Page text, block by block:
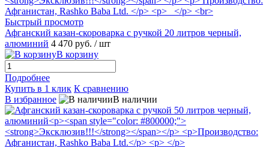
Быстрый просмотр
Афганский казан-скороварка с ручкой 20 литров черный,
алюминий 4 470 руб. / шт
В корзину
Подробнее
Купить в 1 клик К сравнению
В избранное
В наличии